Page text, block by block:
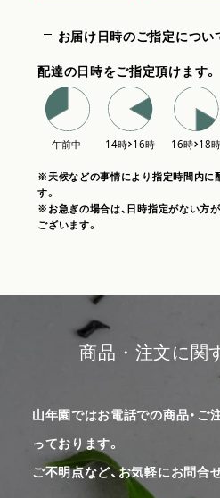
お届け日時のご指定につい
配達の日時をご指定頂けます。
※天候などの事情により指定時間内に
す。
※お急ぎの場合は、日時指定がない方
ございます。
商品・注文に関
山年園ではお電話での商品・ご
っております。
ご不明点など、お気軽にお問合